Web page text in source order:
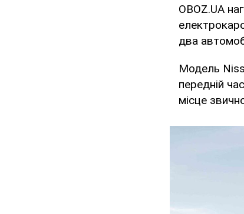
OBOZ.UA
два
Модель
передній
місце